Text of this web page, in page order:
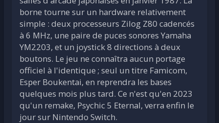
borne tourne sur un hardware relativement
simple : deux processeurs Zilog Z80 cadencés
à 6 MHz, une paire de puces sonores Yamaha
YM2203, et un joystick 8 directions à deux
boutons. Le jeu ne connaîtra aucun portage
officiel à l'identique ; seul un titre Famicom,
Esper Boukentai, en reprendra les bases
quelques mois plus tard. Ce n'est qu'en 2023
qu'un remake, Psychic 5 Eternal, verra enfin le
jour sur Nintendo Switch.